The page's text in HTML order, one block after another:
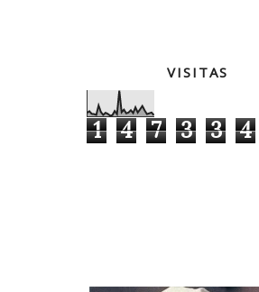
VISITAS
1 4 7 3 3 4